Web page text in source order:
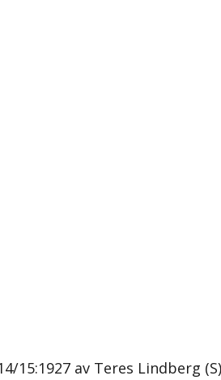
15:1927 av Teres Lindberg